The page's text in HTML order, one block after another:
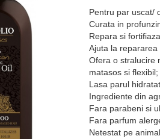
Pentru par uscat/
Curata in
Repara si
Ajuta la
Ofera o stralucire
matasos si flexibil;
Lasa parul
Ingrediente din
Fara parabeni si
Fara parfum
Netestat pe